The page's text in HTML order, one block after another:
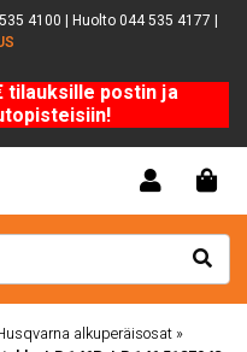
4100 | Huolto 044 535 4177 |
tilauksille postin ja
alkuperäisosat »